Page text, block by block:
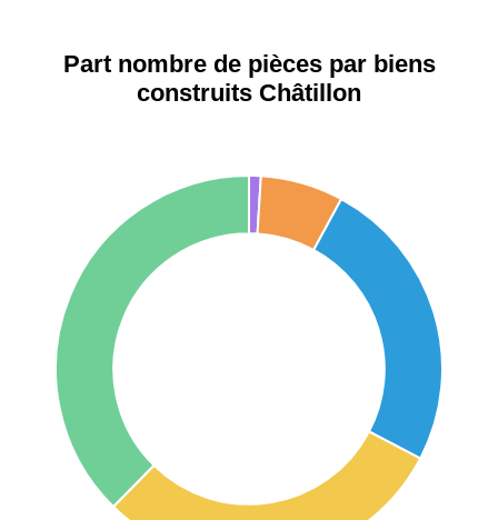
arrondissement
12 687 €
75016 -
16ème
arrondissement
15 155 €
83000 - 4 284 €
Grenoble 2 917 € 3 382 €
Part nombre de pièces par biens
construits Châtillon